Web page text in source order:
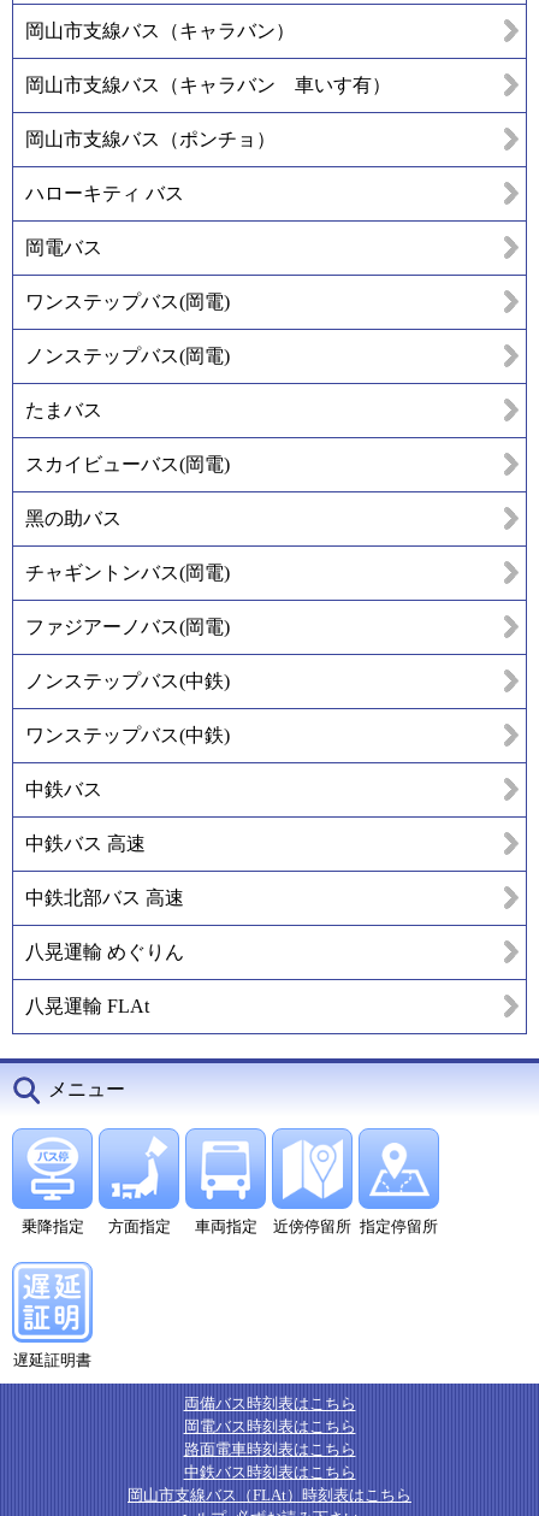
岡山市支線バス（キャラバン）
岡山市支線バス（キャラバン 車いす有）
岡山市支線バス（ポンチョ）
ハローキティ バス
岡電バス
ワンステップバス(岡電)
ノンステップバス(岡電)
たまバス
スカイビューバス(岡電)
黑の助バス
チャギントンバス(岡電)
ファジアーノバス(岡電)
ノンステップバス(中鉄)
ワンステップバス(中鉄)
中鉄バス
中鉄バス 高速
中鉄北部バス 高速
八晃運輸 めぐりん
八晃運輸 FLAt
メニュー
乗降指定 方面指定 車両指定 近傍停留所 指定停留所
遅延証明書
両備バス時刻表はこちら
岡電バス時刻表はこちら
路面電車時刻表はこちら
中鉄バス時刻表はこちら
岡山市支線バス（FLAt）時刻表はこちら